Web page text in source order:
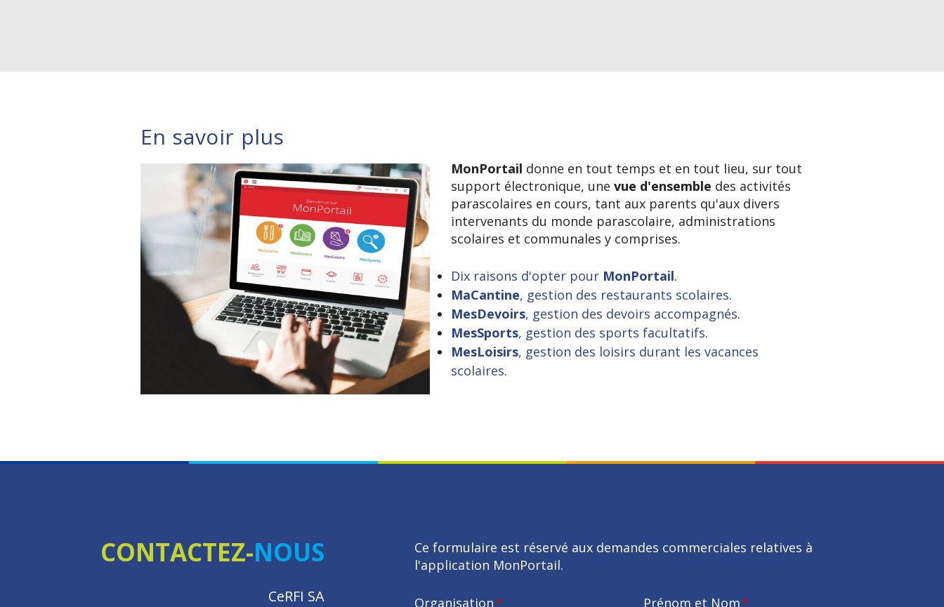
En savoir plus
MonPortail donne en tout temps et en tout lieu, sur tout
support électronique, une vue d'ensemble des activités
parascolaires en cours, tant aux parents qu'aux divers
intervenants du monde parascolaire, administrations
scolaires et communales y comprises.
Dix raisons d'opter pour MonPortail.
MaCantine, gestion des restaurants scolaires.
MesDevoirs, gestion des devoirs accompagnés.
MesSports, gestion des sports facultatifs.
MesLoisirs, gestion des loisirs durant les vacances
scolaires.
CONTACTEZ-NOUS
CeRFI SA
Ce formulaire est réservé aux demandes commerciales relatives à
l'application MonPortail.
Organisation* Prénom et Nom*